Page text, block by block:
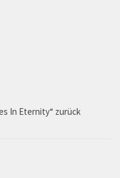
In Eternity“ zurück